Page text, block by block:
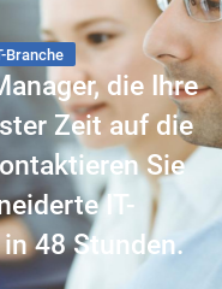
Branche
die Ihre
Zeit auf die
Sie
IT-
48 Stunden.